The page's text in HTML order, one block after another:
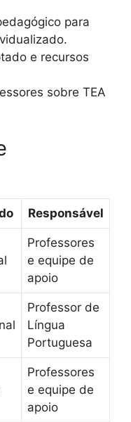
para
e recursos
sobre TEA
Responsável
Professores
e equipe de
apoio
Professor de
Língua
Portuguesa
Professores
e equipe de
apoio